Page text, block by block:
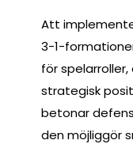
Att
3-1-
för
strategisk
betonar
den möjliggör